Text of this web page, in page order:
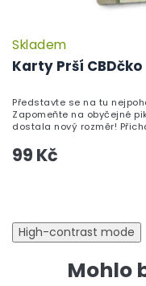
Karty Prší CBDčko
Skladem
99 Kč
Představte se na tu
Zapomeňte na obyčejné
dostala nový rozměr!
High-contrast mode
Mohlo